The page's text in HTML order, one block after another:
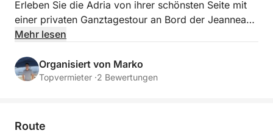
Erleben Sie die Adria von ihrer schönsten Seite mit
einer privaten Ganztagestour an Bord der Jeanneau
Merry Fisher 895. Diese exklusive Tour ist auf
auf dem Wasser ausgelegt und ideal für Familien,
Paare oder kleine Gruppen, die die atemberaubende
Mit einer maximalen Kapazität von 6 Gästen
Mehr lesen
Organisiert von Marko
Topvermieter ·2 Bewertungen
Route